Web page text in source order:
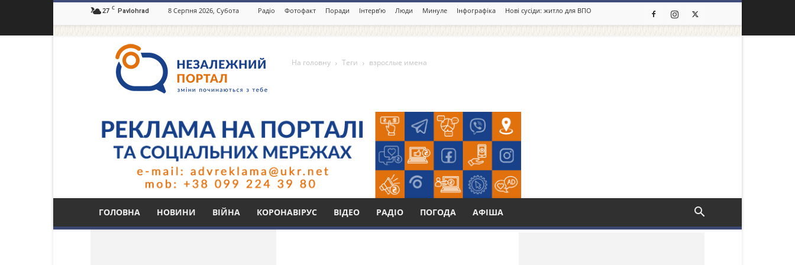
27 C Pavlohrad 8 Серпня 2026, Субота Радіо Фотофакт Поради Інтерв’ю Люди Минуле Інфографіка Нові сусіди: житло для ВПО
портал
Павлоград.dp.ua
ГОЛОВНА НОВИНИ ВІЙНА КОРОНАВІРУС ВІДЕО РАДІО ПОГОДА АФІША
На головну Теги взрослые имена
Тег: взрослые имена